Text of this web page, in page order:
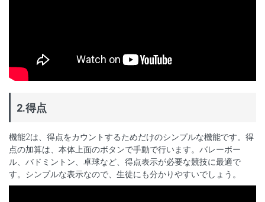
2.得点
機能2は、得点をカウントするためだけのシンプルな機能です。得
点の加算は、本体上面のボタンで手動で行います。バレーボー
ル、バドミントン、卓球など、得点表示が必要な競技に最適で
す。シンプルな表示なので、生徒にも分かりやすいでしょう。